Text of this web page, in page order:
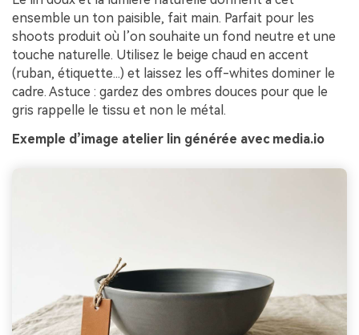
ensemble un ton paisible, fait main. Parfait pour les
shoots produit où l’on souhaite un fond neutre et une
touche naturelle. Utilisez le beige chaud en accent
(ruban, étiquette...) et laissez les off-whites dominer le
cadre. Astuce : gardez des ombres douces pour que le
gris rappelle le tissu et non le métal.
Exemple d’image atelier lin générée avec media.io